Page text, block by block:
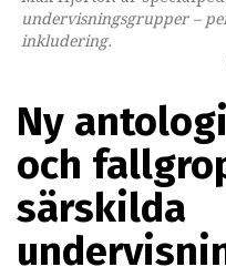
undervisningsgrupper –
inkludering.
Ny
och
särskilda